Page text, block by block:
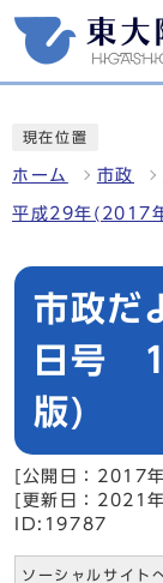
現在位置
ホーム 市政
平成29年(2017
市政だ
日号
版)
[公開日：2017
[更新日：2021
ID:19787
ソーシャルサイト